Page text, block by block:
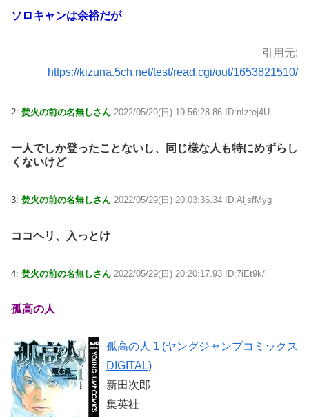
ソロキャンは余裕だが
引用元:
https://kizuna.5ch.net/test/read.cgi/out/1653821510/
2: 焚火の前の名無しさん 2022/05/29(日) 19:56:28.86 ID:nIztej4U
一人でしか登ったことないし、同じ様な人も特にめずらし
くないけど
3: 焚火の前の名無しさん 2022/05/29(日) 20:03:36.34 ID:AljsfMyg
ココヘリ、入っとけ
4: 焚火の前の名無しさん 2022/05/29(日) 20:20:17.93 ID:7iEt9k/l
孤高の人
孤高の人 1 (ヤングジャンプコミックス
DIGITAL)
新田次郎
集英社